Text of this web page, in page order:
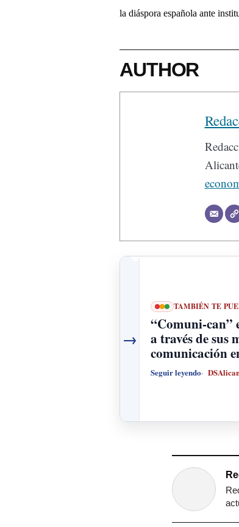
la diáspora española ante
AUTHOR
→
TAMBIÉN TE
“Comuni-can”
a través de sus
comunicación
Seguir leyendo